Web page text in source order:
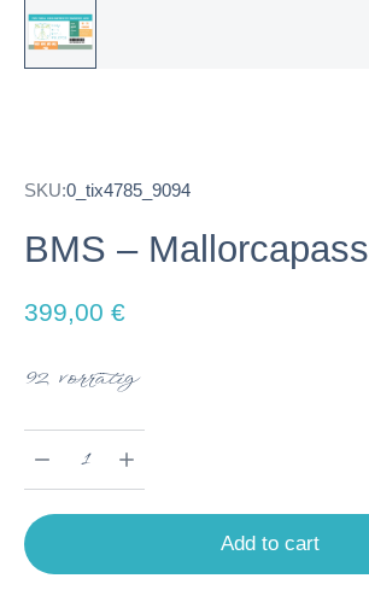
SKU:0_tix4785_9094
BMS – Mallorcapass
399,00 €
92 vorrätig
Add to cart